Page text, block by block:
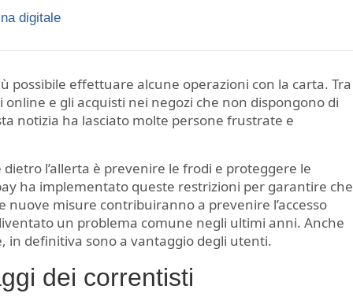
digitale
possibile effettuare alcune operazioni con la carta. Tra
e gli acquisti nei negozi che non dispongono di
notizia ha lasciato molte persone frustrate e
l’allerta è prevenire le frodi e proteggere le
ha implementato queste restrizioni per garantire che
misure contribuiranno a prevenire l’accesso
un problema comune negli ultimi anni. Anche
in definitiva sono a vantaggio degli utenti.
dei correntisti